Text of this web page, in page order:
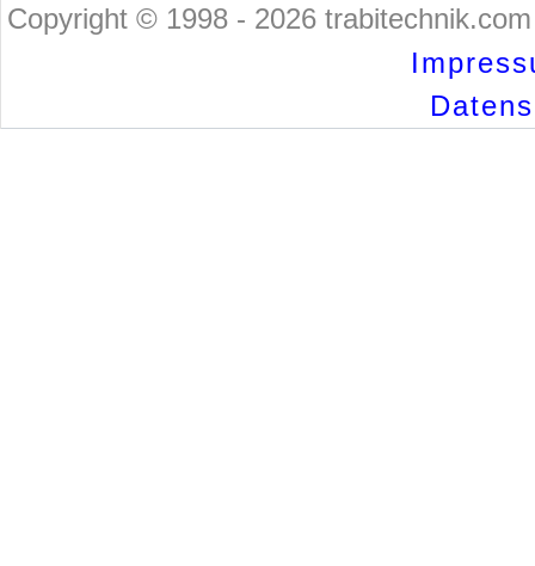
Copyright © 1998 - 2026